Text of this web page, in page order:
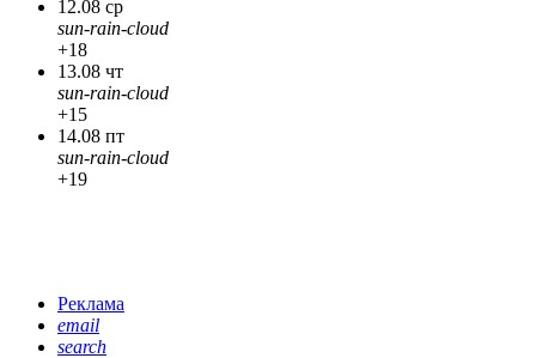
12.08 ср
sun-rain-cloud
+18
13.08 чт
sun-rain-cloud
+15
14.08 пт
sun-rain-cloud
+19
Реклама
email
search